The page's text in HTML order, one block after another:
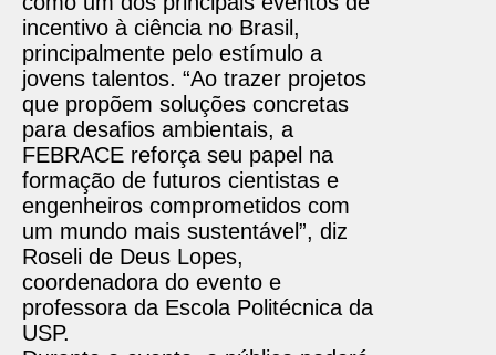
incentivo à ciência no Brasil,
principalmente pelo estímulo a
jovens talentos. “Ao trazer projetos
que propõem soluções concretas
para desafios ambientais, a
FEBRACE reforça seu papel na
formação de futuros cientistas e
engenheiros comprometidos com
um mundo mais sustentável”, diz
Roseli de Deus Lopes,
coordenadora do evento e
professora da Escola Politécnica da
USP.